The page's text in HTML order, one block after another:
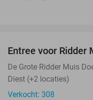
TODAY
Entree voor Ridder
De Grote Ridder Muis
Diest (+2 locaties)
Verkocht: 308